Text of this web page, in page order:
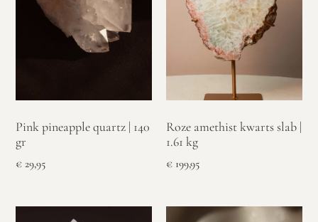
Pink pineapple quartz | 140
gr
€ 29,95
Roze amethist kwarts slab |
1.61 kg
€199,95